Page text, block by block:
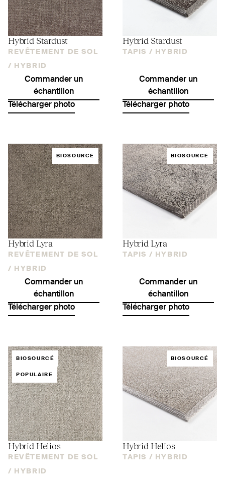
Hybrid Stardust
REVÊTEMENT DE SOL
/
HYBRID
Commander un
échantillon
Télécharger photo
Hybrid Stardust
TAPIS / HYBRID
Commander un
échantillon
Télécharger photo
BIOSOURCÉ
Hybrid Lyra
REVÊTEMENT DE SOL
/
HYBRID
Commander un
échantillon
Télécharger photo
BIOSOURCÉ
Hybrid Lyra
TAPIS / HYBRID
Commander un
échantillon
Télécharger photo
BIOSOURCÉ
POPULAIRE
Hybrid Helios
REVÊTEMENT DE SOL
/
HYBRID
BIOSOURCÉ
Hybrid Helios
TAPIS / HYBRID